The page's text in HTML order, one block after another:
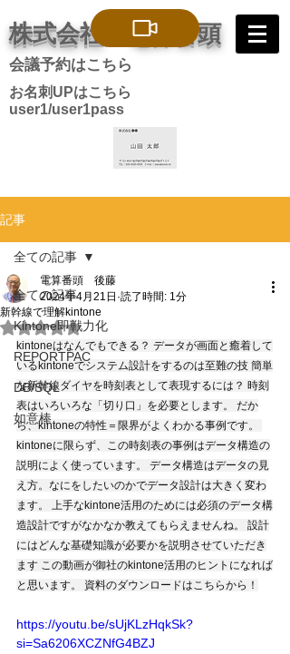
株式会社 電算番頭
会議予約はこちら
お名刺UPはこちら
user1/user1pass
記事
全ての記事
Kintone即戦力化
REPORTPAC
DB/SQL
如意棒
全ての記事
新幹線で理解kintone
電算番頭 後藤
2024年4月21日 読了時間: 1分
5つ星のうちNaNと評価されています。
kintoneはなんでもできる？ データが画面と癒着して
いるkintoneでシステム設計をするのは至難の技 簡単
な新幹線ダイヤを時刻表として表現するには？ 時刻
表はいろいろな「切り口」を必要とします。 だか
ら、kintoneの特性＝限界がよくわかる事例です。
kintoneに限らず、この時刻表の事例はデータ構造の
説明によく使っています。 データ構造はデータの見
え方。なにをしたいのかでデータ設計は大きく変わ
ます。 上手なkintone活用のためには必須のデータ構
造設計ですがなかなか教えてもらえませんね。 設計
にはどんな基礎知識が必要かを説明させていただき
ます この動画が御社のkintone活用のヒントになれば
と思います。 資料のダウンロードはこちらから！
https://youtu.be/sUjKLzHqkSk?
si=Sa6206XCZNfG4BZJ